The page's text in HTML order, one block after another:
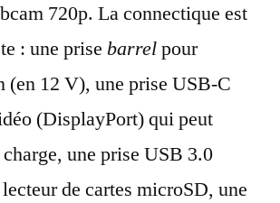
720p. La connectique est
: une prise barrelpour
(en 12 V), une prise USB-C
(DisplayPort) qui peut
une prise USB 3.0
de cartes microSD, une